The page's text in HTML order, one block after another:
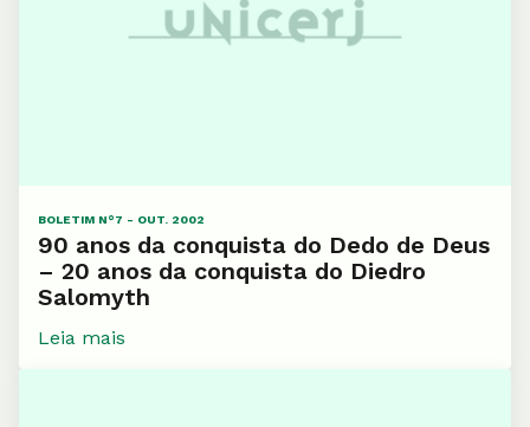
BOLETIM N°7 - OUT. 2002
90 anos da conquista do Dedo de Deus
– 20 anos da conquista do Diedro
Salomyth
Leia mais